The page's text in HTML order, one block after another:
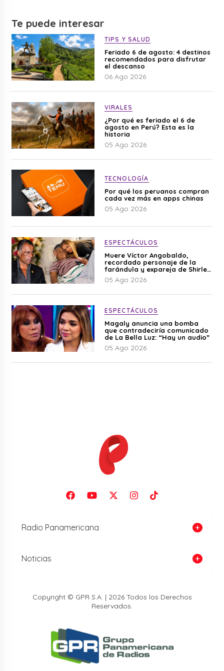
Te puede interesar
TIPS Y SALUD
Feriado 6 de agosto: 4 destinos
recomendados para disfrutar
el descanso
06 Ago 2026
VIRALES
¿Por qué es feriado el 6 de
agosto en Perú? Esta es la
historia
05 Ago 2026
TECNOLOGÍA
Por qué los peruanos compran
cada vez más en apps chinas
05 Ago 2026
ESPECTÁCULOS
Muere Víctor Angobaldo,
recordado personaje de la
farándula y expareja de Shirley
Cherres
05 Ago 2026
ESPECTÁCULOS
Magaly anuncia una bomba
que contradeciría comunicado
de La Bella Luz: “Hay un audio”
05 Ago 2026
Radio Panamericana
Noticias
Copyright © GPR S.A. | 2026 Todos los Derechos
Reservados.